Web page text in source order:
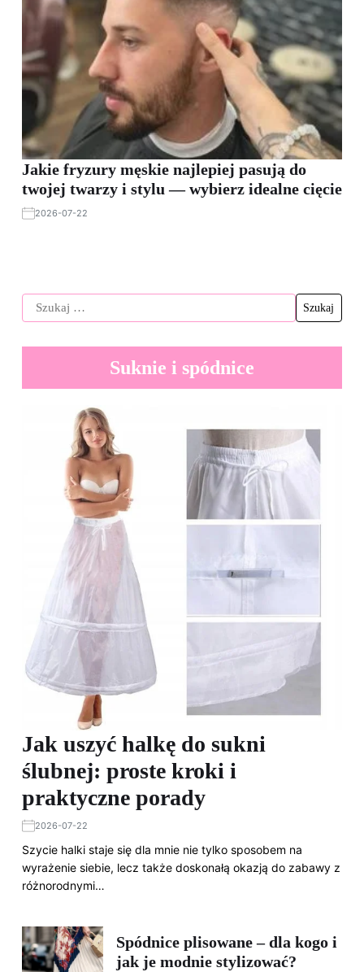
Jakie fryzury męskie najlepiej pasują do
twojej twarzy i stylu — wybierz idealne cięcie
2026-07-22
Suknie i spódnice
Jak uszyć halkę do sukni
ślubnej: proste kroki i
praktyczne porady
2026-07-22
Szycie halki staje się dla mnie nie tylko sposobem na
wyrażenie siebie, lecz także doskonałą okazją do zabawy z
różnorodnymi…
Spódnice plisowane – dla kogo i
jak je modnie stylizować?